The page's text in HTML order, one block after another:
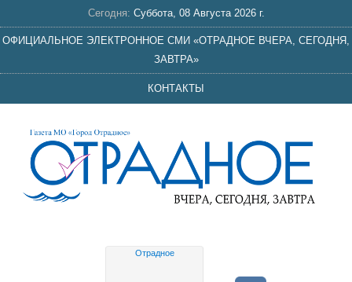
Сегодня: Суббота, 08 Августа 2026 г.
ОФИЦИАЛЬНОЕ ЭЛЕКТРОННОЕ СМИ «ОТРАДНОЕ ВЧЕРА, СЕГОДНЯ,
ЗАВТРА»
КОНТАКТЫ
Отрадное